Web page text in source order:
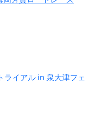
ライアル in 泉大津フ